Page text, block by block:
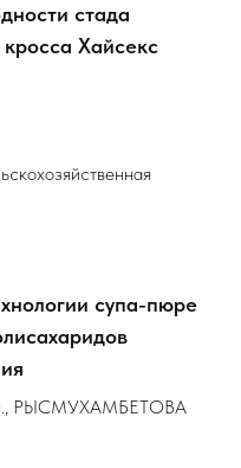
стада
Хайсекс
супа-пюре
РЫСМУХАМБЕТОВА